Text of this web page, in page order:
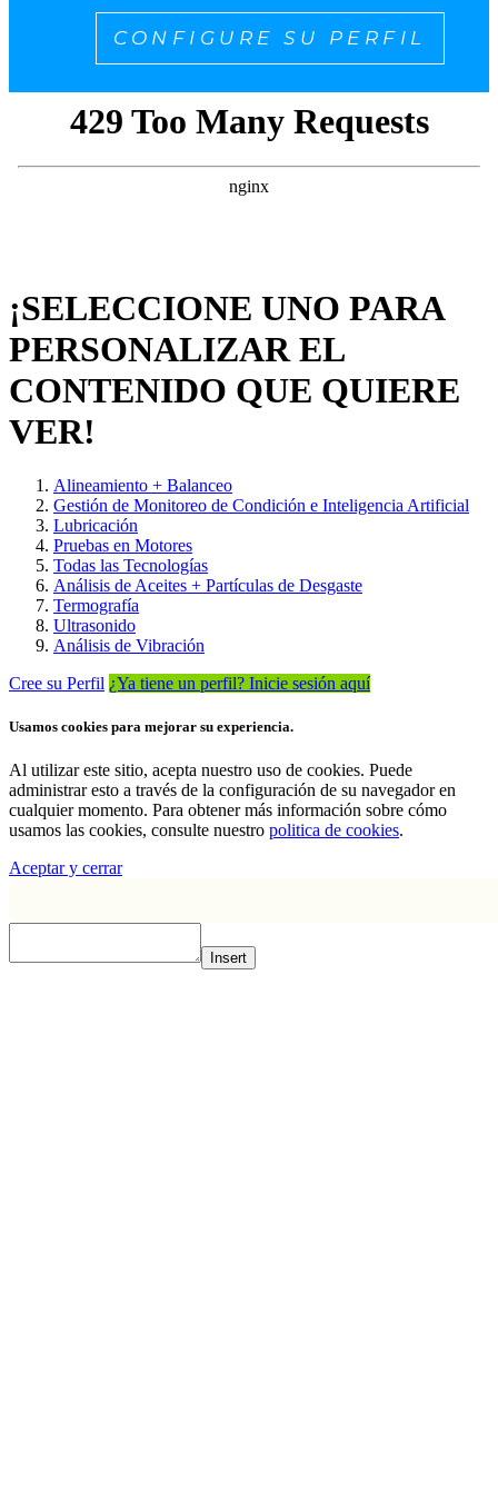
CONFIGURE SU PERFIL
¡SELECCIONE UNO PARA
PERSONALIZAR EL
CONTENIDO QUE QUIERE
VER!
Alineamiento + Balanceo
Gestión de Monitoreo de Condición e Inteligencia Artificial
Lubricación
Pruebas en Motores
Todas las Tecnologías
Análisis de Aceites + Partículas de Desgaste
Termografía
Ultrasonido
Análisis de Vibración
Cree su Perfil ¿Ya tiene un perfil? Inicie sesión aquí
Usamos cookies para mejorar su experiencia.
Al utilizar este sitio, acepta nuestro uso de cookies. Puede
administrar esto a través de la configuración de su navegador en
cualquier momento. Para obtener más información sobre cómo
usamos las cookies, consulte nuestro politica de cookies.
Aceptar y cerrar
Insert